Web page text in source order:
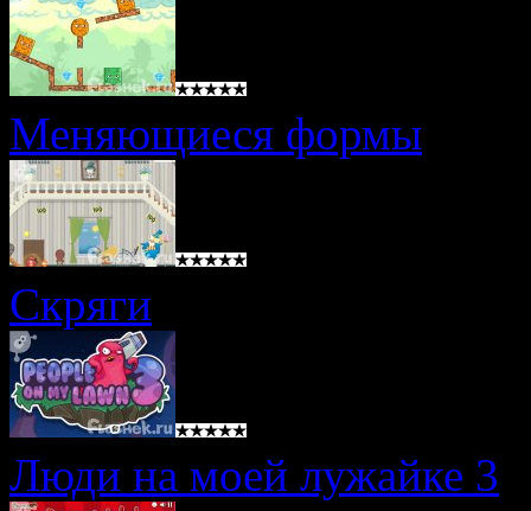
Меняющиеся формы
Скряги
Люди на моей лужайке 3